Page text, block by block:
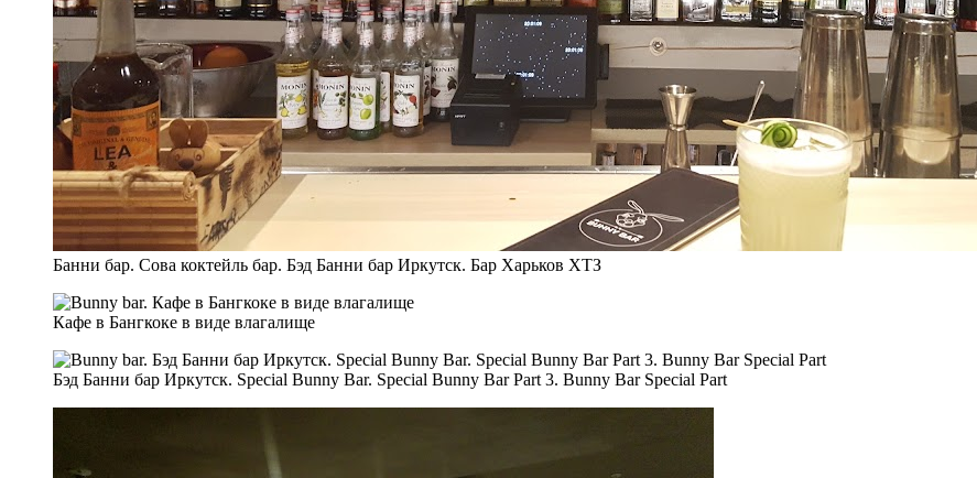
Банни бар. Сова коктейль бар. Бэд Банни бар Иркутск. Бар Харьков ХТЗ
Кафе в Бангкоке в виде влагалище
Бэд Банни бар Иркутск. Special Bunny Bar. Special Bunny Bar Part 3. Bunny Bar Special Part